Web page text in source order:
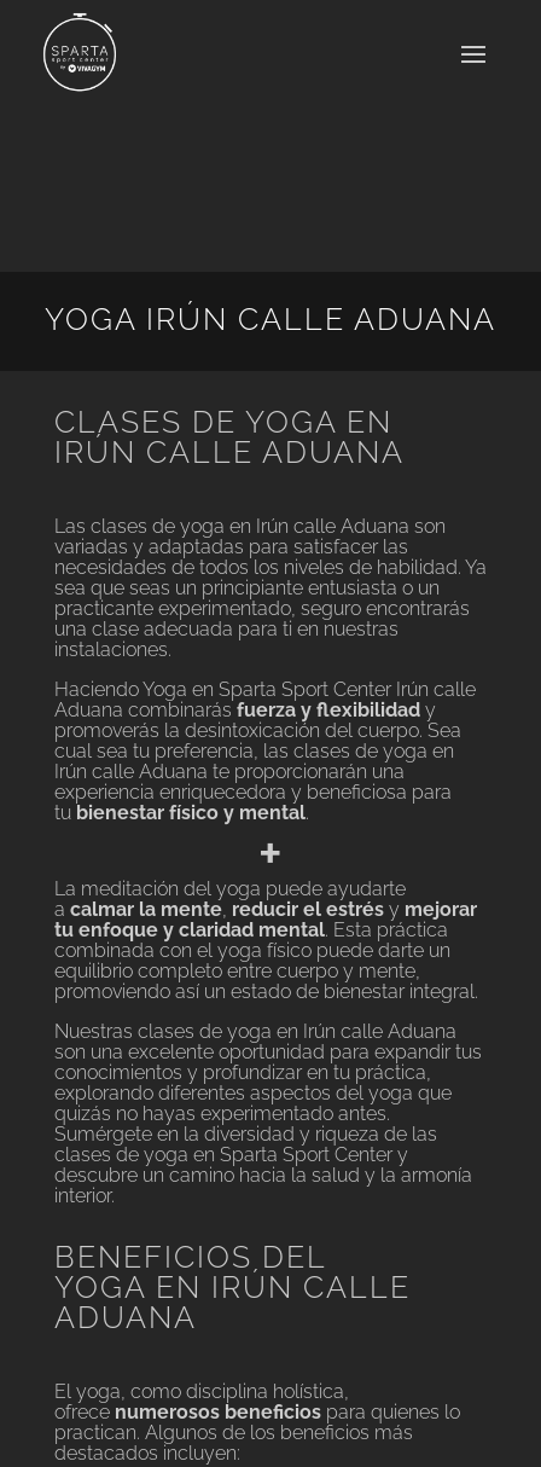
YOGA IRÚN CALLE ADUANA
CLASES DE YOGA EN
IRÚN CALLE ADUANA
Las clases de yoga en Irún calle Aduana son
variadas y adaptadas para satisfacer las
necesidades de todos los niveles de habilidad. Ya
sea que seas un principiante entusiasta o un
practicante experimentado, seguro encontrarás
una clase adecuada para ti en nuestras
instalaciones.
Haciendo Yoga en Sparta Sport Center Irún calle
Aduana combinarás fuerza y flexibilidad y
promoverás la desintoxicación del cuerpo. Sea
cual sea tu preferencia, las clases de yoga en
Irún calle Aduana te proporcionarán una
experiencia enriquecedora y beneficiosa para
tu bienestar físico y mental.
+
La meditación del yoga puede ayudarte
a calmar la mente, reducir el estrés y mejorar
tu enfoque y claridad mental. Esta práctica
combinada con el yoga físico puede darte un
equilibrio completo entre cuerpo y mente,
promoviendo así un estado de bienestar integral.
Nuestras clases de yoga en Irún calle Aduana
son una excelente oportunidad para expandir tus
conocimientos y profundizar en tu práctica,
explorando diferentes aspectos del yoga que
quizás no hayas experimentado antes.
Sumérgete en la diversidad y riqueza de las
clases de yoga en Sparta Sport Center y
descubre un camino hacia la salud y la armonía
interior.
BENEFICIOS DEL
YOGA EN IRÚN CALLE
ADUANA
El yoga, como disciplina holística,
ofrece numerosos beneficios para quienes lo
practican. Algunos de los beneficios más
destacados incluyen: